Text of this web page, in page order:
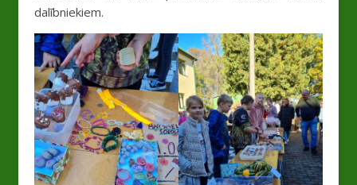
dalībniekiem.